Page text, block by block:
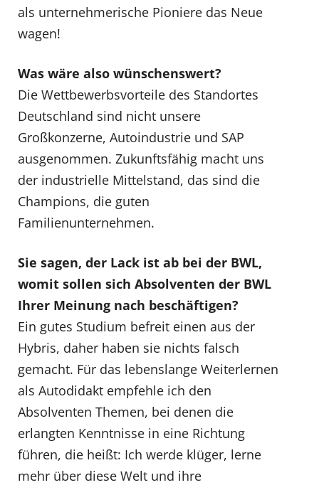
als unternehmerische Pioniere das Neue
wagen!
Was wäre also wünschenswert?
Die Wettbewerbsvorteile des Standortes
Deutschland sind nicht unsere
Großkonzerne, Autoindustrie und SAP
ausgenommen. Zukunftsfähig macht uns
der industrielle Mittelstand, das sind die
Champions, die guten
Familienunternehmen.
Sie sagen, der Lack ist ab bei der BWL,
womit sollen sich Absolventen der BWL
Ihrer Meinung nach beschäftigen?
Ein gutes Studium befreit einen aus der
Hybris, daher haben sie nichts falsch
gemacht. Für das lebenslange Weiterlernen
als Autodidakt empfehle ich den
Absolventen Themen, bei denen die
erlangten Kenntnisse in eine Richtung
führen, die heißt: Ich werde klüger, lerne
mehr über diese Welt und ihre